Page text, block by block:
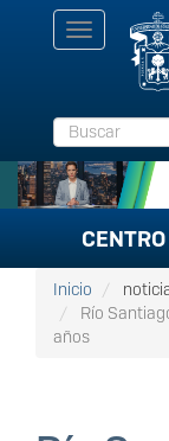
Toggle
navigation
Buscar
Inicio
Río
años